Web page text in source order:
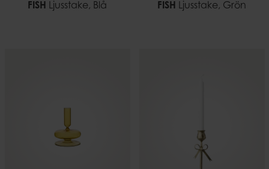
FISH Ljusstake, Blå FISH Ljusstake, Grön